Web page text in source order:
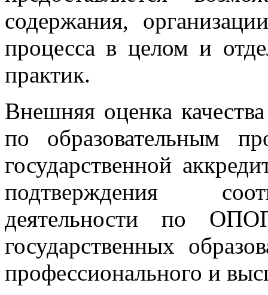
содержания,
процесса в целом и
практик.
Внешняя оценка
по образовательным
государственной
подтверждения
деятельности по
государственных
профессионального и